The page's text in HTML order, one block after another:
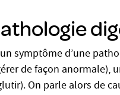
symptôme d’une
de façon anormale),
On parle alors de